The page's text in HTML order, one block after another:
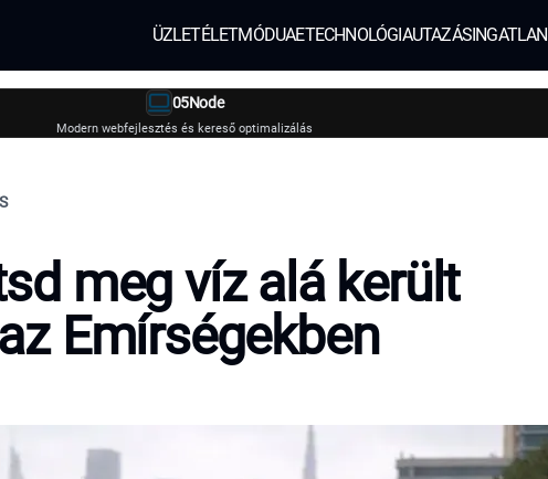
ÜZLETÉLETMÓDUAETECHNOLÓGIAUTAZÁSINGATLAN
05Node
Modern webfejlesztés és kereső optimalizálás
meg víz alá került
Emírségekben